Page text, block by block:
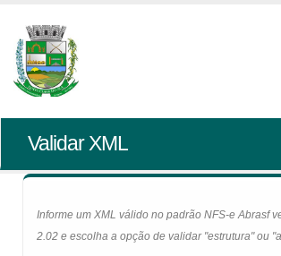
Validar XML
Informe um XML válido no padrão NFS-e Abrasf
2.02 e escolha a opção de validar "estrutura" ou